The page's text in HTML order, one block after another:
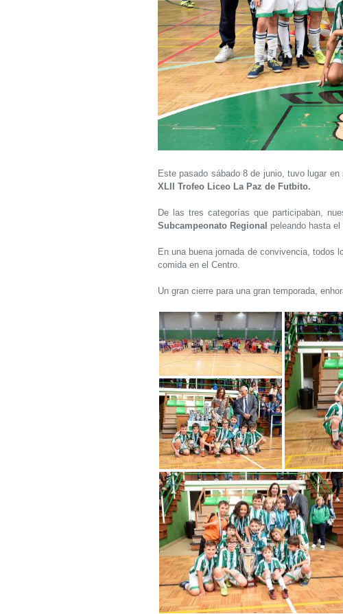
Este pasado sábado 8 de junio, tuvo lugar
XLII Trofeo Liceo La Paz de Futbito.
De las tres categorías que participaban,
Subcampeonato Regional peleando hasta el
En una buena jornada de convivencia, todos
comida en el Centro.
Un gran cierre para una gran temporada,